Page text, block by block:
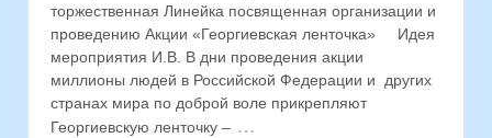
торжественная Линейка посвященная организации и
проведению Акции «Георгиевская ленточка» Идея
мероприятия И.В. В дни проведения акции
миллионы людей в Российской Федерации и других
странах мира по доброй воле прикрепляют
Георгиевскую ленточку – …